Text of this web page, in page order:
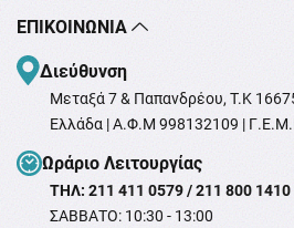
ΕΠΙΚΟΙΝΩΝΊΑ
Διεύθυνση
Μεταξά 7 & Παπανδρέου, T.K
Ελλάδα | Α.Φ.Μ 998132109 |
Ωράριο Λειτουργίας
ΤΗΛ: 211 411 0579 / 211 800 1410
ΣΑΒΒΑΤΟ: 10:30 - 13:00